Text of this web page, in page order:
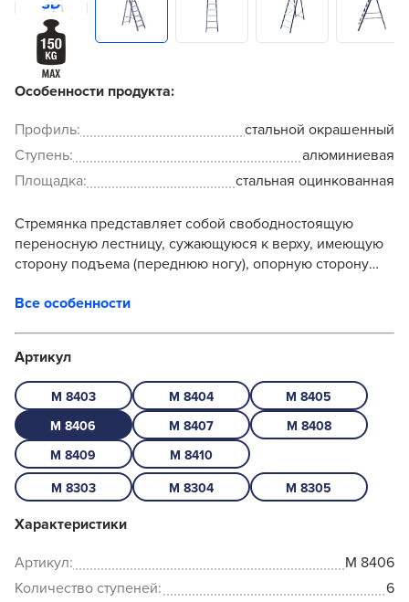
Особенности продукта:
Профиль:
стальной окрашенный
Ступень:
алюминиевая
Площадка:
стальная оцинкованная
Стремянка представляет собой свободностоящую
переносную лестницу, сужающуюся к верху, имеющую
сторону подъема (переднюю ногу), опорную сторону
раскладывающуюся для вы...
Все особенности
Артикул
M 8403 M 8404
M 8405
M 8406
M 8407
M 8408
M 8409
M 8410
M 8303 M 8304 M 8305
Характеристики
Артикул:
M 8406
Количество ступеней:
6